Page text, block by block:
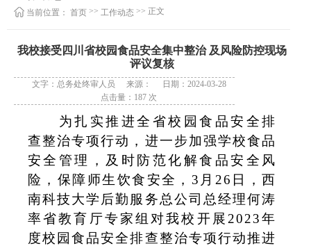
当前位置： 首页 >> 工作动态 >> 正文
我校接受四川省校园食品安全集中整治 及风险防控现场
评议复核
文字：总务处终审人员 来源：
日期：2024-03-28
点击量： 187 次
为扎实推进全省校园食品安全排
查整治专项行动，进一步加强学校食品
安全管理，及时防范化解食品安全风
险， 保障师生饮食安全， 3 月 26 日， 西
南科技大学后勤服务总公司总经理何涛
率省教育 厅专家组对我校开展 2023年
度校园食品安全排查整治专项行动推进